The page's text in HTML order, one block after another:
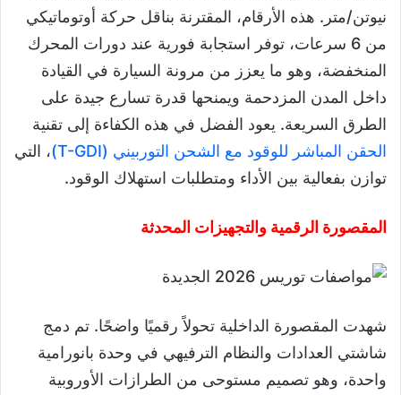
نيوتن/متر. هذه الأرقام، المقترنة بناقل حركة أوتوماتيكي
من 6 سرعات، توفر استجابة فورية عند دورات المحرك
المنخفضة، وهو ما يعزز من مرونة السيارة في القيادة
داخل المدن المزدحمة ويمنحها قدرة تسارع جيدة على
الطرق السريعة. يعود الفضل في هذه الكفاءة إلى تقنية
الحقن المباشر للوقود مع الشحن التوربيني (T-GDI)
، التي
توازن بفعالية بين الأداء ومتطلبات استهلاك الوقود.
المقصورة الرقمية والتجهيزات المحدثة
شهدت المقصورة الداخلية تحولاً رقميًا واضحًا. تم دمج
شاشتي العدادات والنظام الترفيهي في وحدة بانورامية
واحدة، وهو تصميم مستوحى من الطرازات الأوروبية